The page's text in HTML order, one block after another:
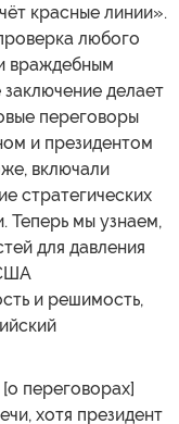
красные линии».
любого
враждебным
делает
переговоры
и президентом
включали
стратегических
Теперь мы узнаем,
для давления
и решимость,
переговорах]
хотя президент